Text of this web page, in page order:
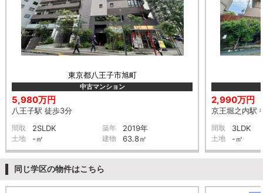
東京都八王子市旭町
中古マンション
5,980万円
八王子駅 徒歩3分
間取 2SLDK 築年 2019年
土地 -㎡ 建物 63.8㎡
2,990万円
京王堀之内駅
間取 3LDK
土地 -㎡
同じ学区の物件はこちら